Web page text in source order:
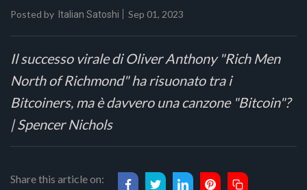
Posted by Italian Satoshi Sep 01, 2023
Il successo virale di Oliver Anthony "Rich Men
North of Richmond" ha risuonato tra i
Bitcoiners, ma è davvero una canzone "Bitcoin"?
| Spencer Nichols
Share this article on: